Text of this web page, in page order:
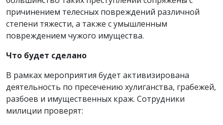
причинением телесных повреждений различной
степени тяжести, а также с умышленным
повреждением чужого имущества.
Что будет сделано
В рамках мероприятия будет активизирована
деятельность по пресечению хулиганства, грабежей,
разбоев и имущественных краж. Сотрудники
милиции проверят: